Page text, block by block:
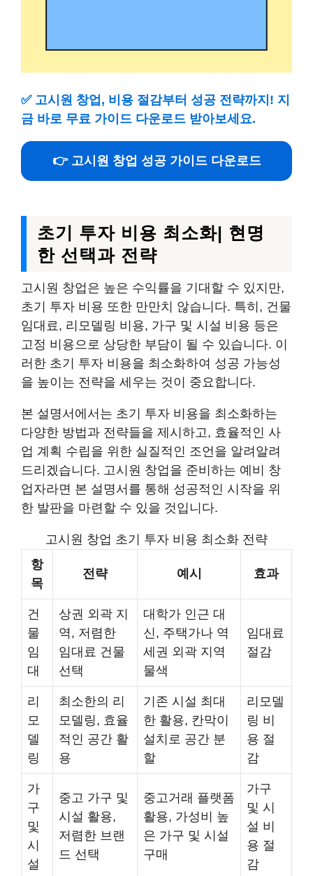
✅ 고시원 창업, 비용 절감부터 성공 전략까지! 지
금 바로 무료 가이드 다운로드 받아보세요.
👉 고시원 창업 성공 가이드 다운로드
초기 투자 비용 최소화| 현명
한 선택과 전략
고시원 창업은 높은 수익률을 기대할 수 있지만,
초기 투자 비용 또한 만만치 않습니다. 특히, 건물
임대료, 리모델링 비용, 가구 및 시설 비용 등은
고정 비용으로 상당한 부담이 될 수 있습니다. 이
러한 초기 투자 비용을 최소화하여 성공 가능성
을 높이는 전략을 세우는 것이 중요합니다.
본 설명서에서는 초기 투자 비용을 최소화하는
다양한 방법과 전략들을 제시하고, 효율적인 사
업 계획 수립을 위한 실질적인 조언을 알려알려
드리겠습니다. 고시원 창업을 준비하는 예비 창
업자라면 본 설명서를 통해 성공적인 시작을 위
한 발판을 마련할 수 있을 것입니다.
고시원 창업 초기 투자 비용 최소화 전략
항
목
전략 예시 효과
건
물
임
대
상권 외곽 지
역, 저렴한
임대료 건물
선택
대학가 인근 대
신, 주택가나 역
세권 외곽 지역
물색
임대료
절감
리
모
델
링
최소한의 리
모델링, 효율
적인 공간 활
용
기존 시설 최대
한 활용, 칸막이
설치로 공간 분
할
리모델
링 비
용 절
감
가
구
및
시
설
중고 가구 및
시설 활용,
저렴한 브랜
드 선택
중고거래 플랫폼
활용, 가성비 높
은 가구 및 시설
구매
가구
및 시
설 비
용 절
감